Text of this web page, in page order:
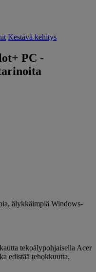
Kestävä kehitys
PC -
älykkäimpiä Windows-
tekoälypohjaisella Acer
edistää tehokkuutta,